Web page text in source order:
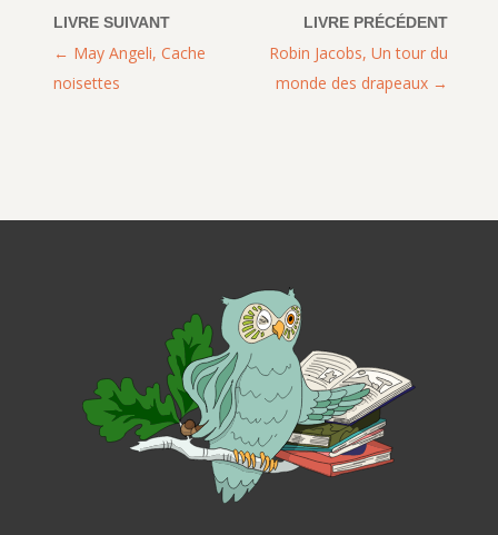
Robin Jacobs, Un tour du
monde des drapeaux
May Angeli, Cache
noisettes